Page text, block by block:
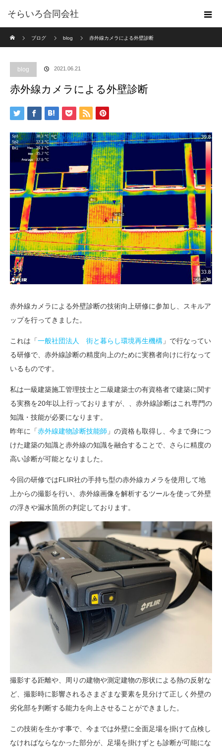
そらいろ合同会社
ブログ
blog 赤外線カメラによる外壁診断
blog 2021.06.21
赤外線カメラによる外壁診断
赤外線カメラによる外壁診断の技術向上研修に参加し、スキルア
ップを行ってきました。
これは「一般社団法人 街と暮らし環境再生機構 」で行なってい
る研修で、赤外線診断の精度向上のために実務者向けに行なって
いるものです。
私は一級建築施工管理技士と二級建築士の有資格者で建築に関す
る実務を20年以上行っておりますが、、赤外線診断はこれ専門の
知識・技能が必要になります。
昨年に「赤外線建物診断技能師 」の資格も取得し、今まで身につ
けた建築の知識と赤外線の知識を融合することで、さらに精度の
高い診断が可能となりました。
今回の研修ではFLIR社の手持ち型の赤外線カメラを使用して地
上からの撮影を行い、赤外線画像を解析するツールを使って外壁
の浮きや漏水箇所の判定しております。
撮影する距離や、周りの建物や測定建物の形状による熱の反射な
ど、撮影時に影響されるさまざまな要素を見分けて正しく外壁の
劣化部を判断する能力を向上させることができました。
この技術を生かす事で、今までは外壁に全面足場を掛けて点検し
なければならなかった部分が、足場を掛けずとも診断が可能にな